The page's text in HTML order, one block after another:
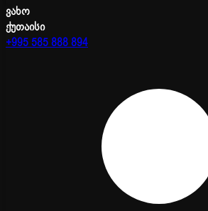
ვახო
ქუთაისი
+995 585 888 894